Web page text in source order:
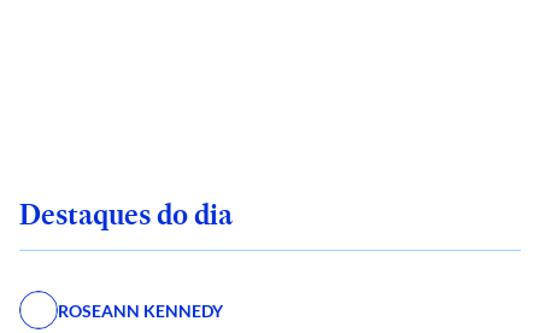
Destaques do dia
ROSEANN KENNEDY